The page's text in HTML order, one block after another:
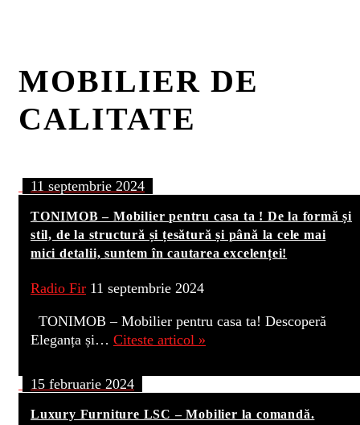
MOBILIER DE
CALITATE
11 septembrie 2024
TONIMOB – Mobilier pentru casa ta ! De la formă și
stil, de la structură și țesătură și până la cele mai
mici detalii, suntem în cautarea excelenței!
Radio Fir 11 septembrie 2024
TONIMOB – Mobilier pentru casa ta! Descoperă
Eleganța și… Citeste articol »
15 februarie 2024
Luxury Furniture LSC – Mobilier la comandă.